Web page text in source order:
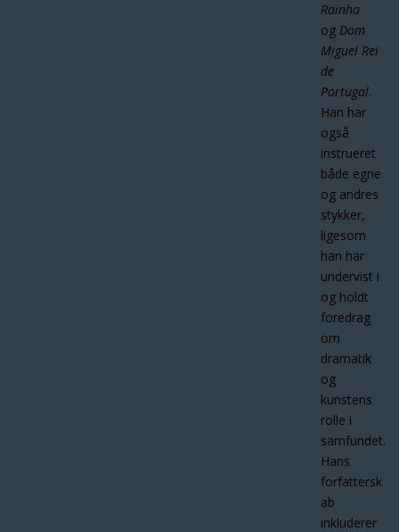
Rainha
og Dom
Miguel Rei
de
Portugal.
Han har
også
instrueret
både egne
og andres
stykker,
ligesom
han har
undervist i
og holdt
foredrag
om
dramatik
og
kunstens
rolle i
samfundet.
Hans
forfattersk
ab
inkluderer